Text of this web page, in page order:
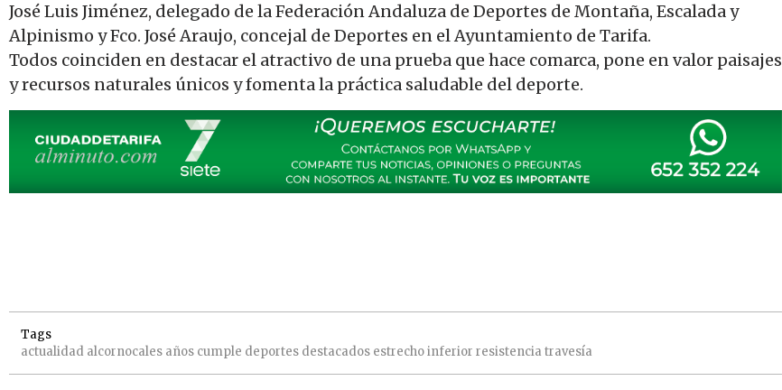
José Luis Jiménez, delegado de la Federación Andaluza de Deportes de Montaña, Escalada y
Alpinismo y Fco. José Araujo, concejal de Deportes en el Ayuntamiento de Tarifa.
Todos coinciden en destacar el atractivo de una prueba que hace comarca, pone en valor paisajes
y recursos naturales únicos y fomenta la práctica saludable del deporte.
Tags
actualidad alcornocales años cumple deportes destacados estrechoinferior resistencia travesía